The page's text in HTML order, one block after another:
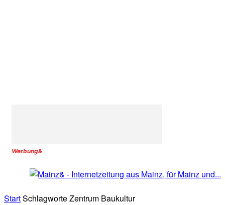
Werbung&
StartSchlagworteZentrum Baukultur